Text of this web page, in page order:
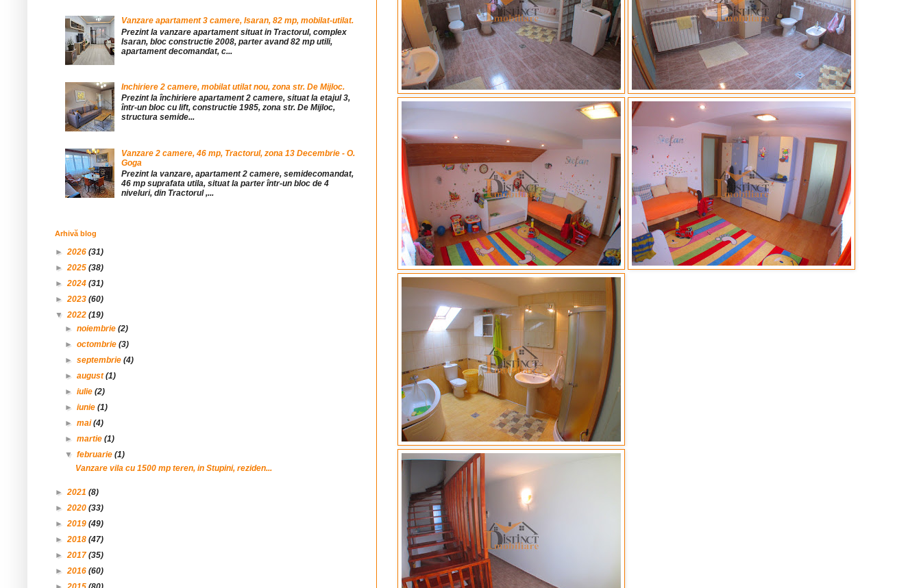
Vanzare apartament 3 camere, Isaran, 82 mp, mobilat-utilat.
Prezint la vanzare apartament situat in Tractorul, complex
Isaran, bloc constructie 2008, parter avand 82 mp utili,
apartament decomandat, c...
Inchiriere 2 camere, mobilat utilat nou, zona str. De Mijloc.
Prezint la închiriere apartament 2 camere, situat la etajul 3,
într-un bloc cu lift, constructie 1985, zona str. De Mijloc,
structura semide...
Vanzare 2 camere, 46 mp, Tractorul, zona 13 Decembrie - O.
Goga
Prezint la vanzare, apartament 2 camere, semidecomandat,
46 mp suprafata utila, situat la parter într-un bloc de 4
niveluri, din Tractorul ,...
Arhivă blog
►2026 (31)
►2025 (38)
►2024 (31)
►2023 (60)
▼2022 (19)
►noiembrie(2)
►octombrie(3)
►septembrie(4)
►august(1)
►iulie(2)
►iunie(1)
►mai(4)
►martie(1)
▼februarie(1)
Vanzare vila cu 1500 mp teren, in Stupini, reziden...
►2021 (8)
►2020 (33)
►2019 (49)
►2018 (47)
►2017 (35)
►2016 (60)